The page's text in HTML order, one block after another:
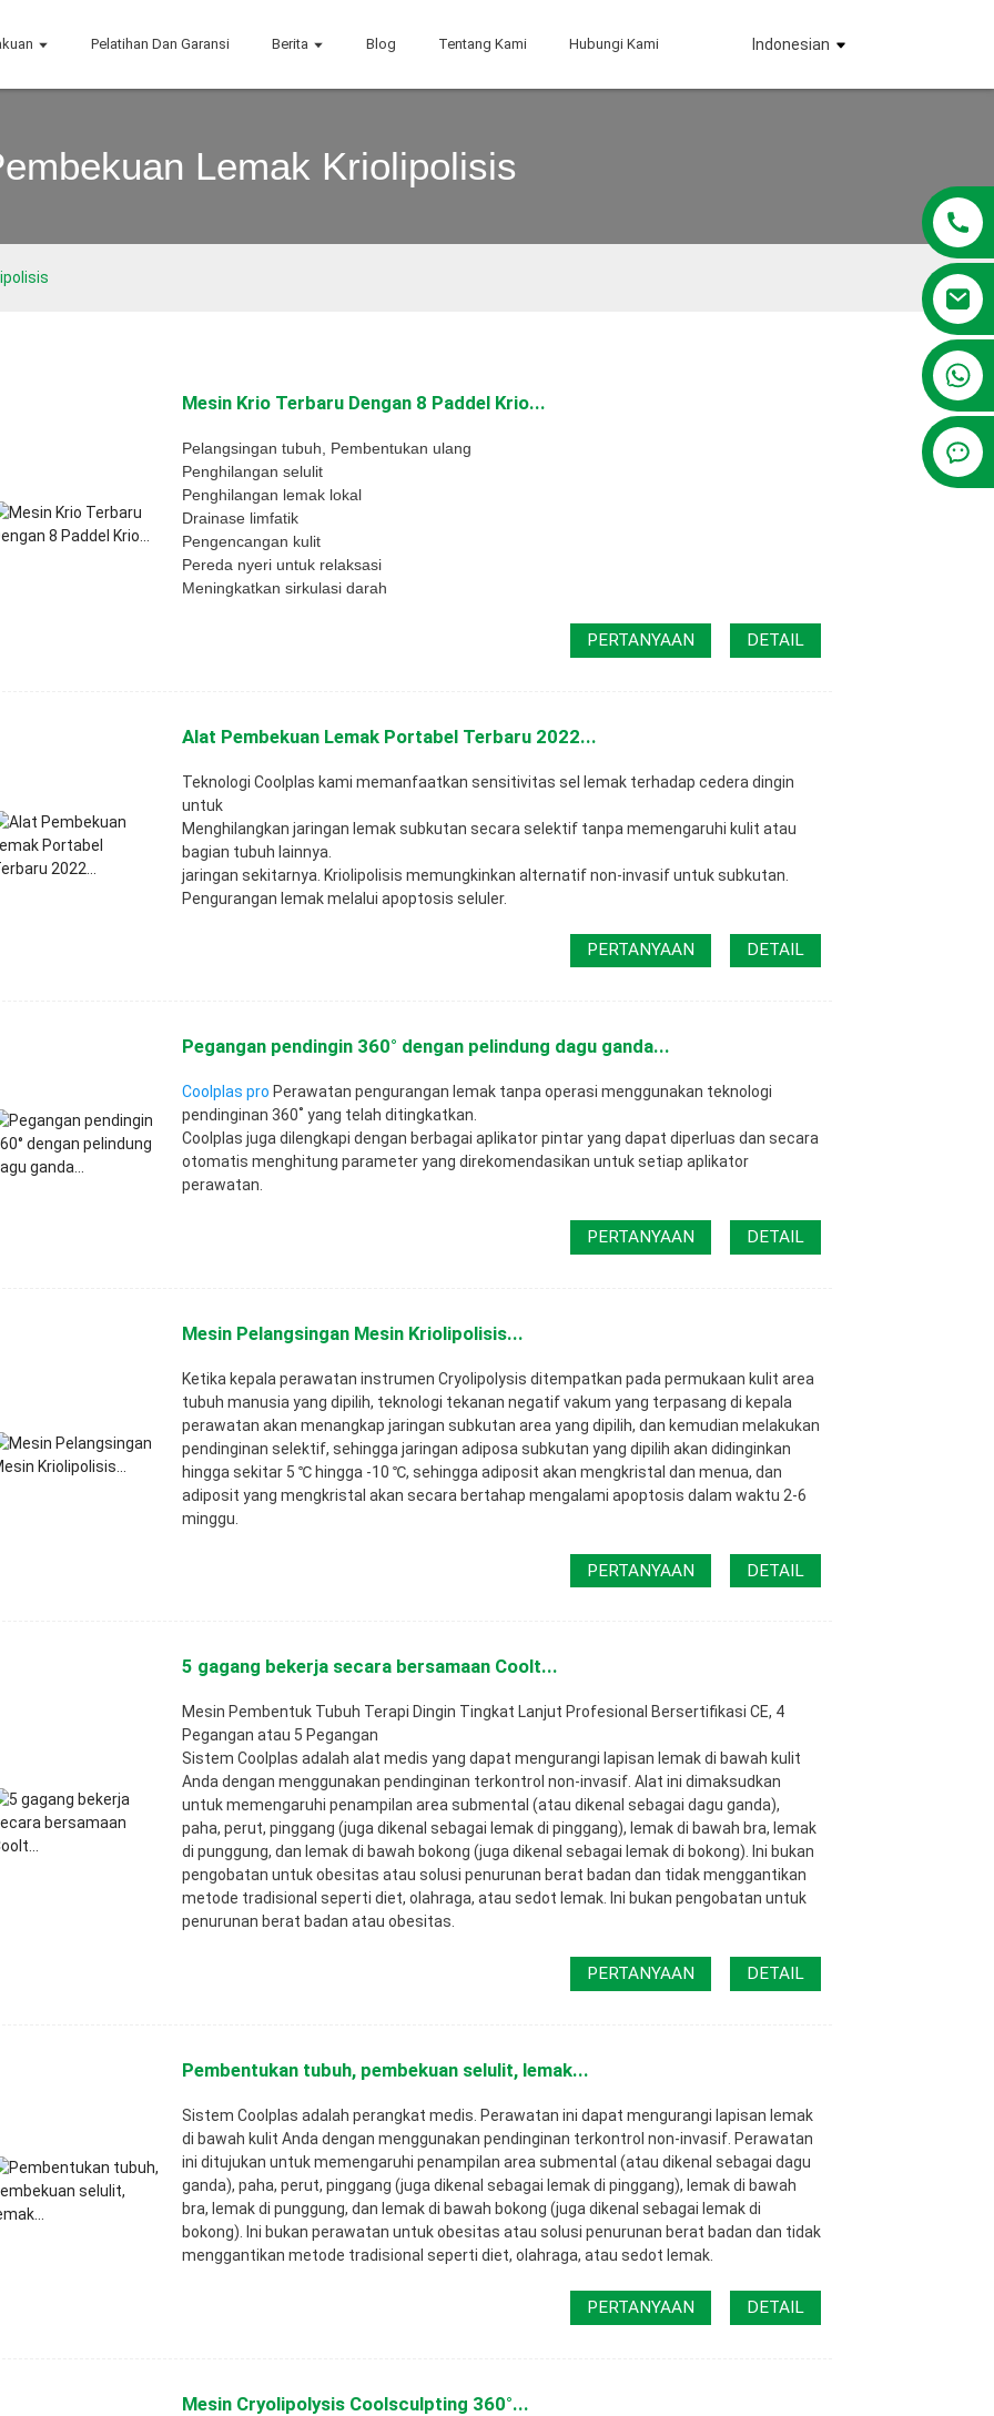
Pelatihan Dan Garansi Berita Blog Tentang Kami Hubungi Kami Indonesian
Lemak Kriolipolisis
Mesin Krio Terbaru Dengan 8 Paddel Krio...
Pelangsingan tubuh, Pembentukan ulang
Penghilangan selulit
Penghilangan lemak lokal
Drainase limfatik
Pengencangan kulit
Pereda nyeri untuk relaksasi
Meningkatkan sirkulasi darah
PERTANYAAN DETAIL
Alat Pembekuan Lemak Portabel Terbaru 2022...
Teknologi Coolplas kami memanfaatkan sensitivitas sel lemak terhadap cedera dingin
untuk
Menghilangkan jaringan lemak subkutan secara selektif tanpa memengaruhi kulit atau
bagian tubuh lainnya.
jaringan sekitarnya. Kriolipolisis memungkinkan alternatif non-invasif untuk subkutan.
Pengurangan lemak melalui apoptosis seluler.
PERTANYAAN DETAIL
Pegangan pendingin 360° dengan pelindung dagu ganda...
Coolplas pro Perawatan pengurangan lemak tanpa operasi menggunakan teknologi
pendinginan 360˚ yang telah ditingkatkan.
Coolplas juga dilengkapi dengan berbagai aplikator pintar yang dapat diperluas dan secara
otomatis menghitung parameter yang direkomendasikan untuk setiap aplikator
perawatan.
PERTANYAAN DETAIL
Mesin Pelangsingan Mesin Kriolipolisis...
Ketika kepala perawatan instrumen Cryolipolysis ditempatkan pada permukaan kulit area
tubuh manusia yang dipilih, teknologi tekanan negatif vakum yang terpasang di kepala
perawatan akan menangkap jaringan subkutan area yang dipilih, dan kemudian melakukan
pendinginan selektif, sehingga jaringan adiposa subkutan yang dipilih akan didinginkan
hingga sekitar 5 ℃ hingga -10 ℃, sehingga adiposit akan mengkristal dan menua, dan
adiposit yang mengkristal akan secara bertahap mengalami apoptosis dalam waktu 2-6
minggu.
PERTANYAAN DETAIL
5 gagang bekerja secara bersamaan Coolt...
Mesin Pembentuk Tubuh Terapi Dingin Tingkat Lanjut Profesional Bersertifikasi CE, 4
Pegangan atau 5 Pegangan
Sistem Coolplas adalah alat medis yang dapat mengurangi lapisan lemak di bawah kulit
Anda dengan menggunakan pendinginan terkontrol non-invasif. Alat ini dimaksudkan
untuk memengaruhi penampilan area submental (atau dikenal sebagai dagu ganda),
paha, perut, pinggang (juga dikenal sebagai lemak di pinggang), lemak di bawah bra, lemak
di punggung, dan lemak di bawah bokong (juga dikenal sebagai lemak di bokong). Ini bukan
pengobatan untuk obesitas atau solusi penurunan berat badan dan tidak menggantikan
metode tradisional seperti diet, olahraga, atau sedot lemak. Ini bukan pengobatan untuk
penurunan berat badan atau obesitas.
PERTANYAAN DETAIL
Pembentukan tubuh, pembekuan selulit, lemak...
Sistem Coolplas adalah perangkat medis. Perawatan ini dapat mengurangi lapisan lemak
di bawah kulit Anda dengan menggunakan pendinginan terkontrol non-invasif. Perawatan
ini ditujukan untuk memengaruhi penampilan area submental (atau dikenal sebagai dagu
ganda), paha, perut, pinggang (juga dikenal sebagai lemak di pinggang), lemak di bawah
bra, lemak di punggung, dan lemak di bawah bokong (juga dikenal sebagai lemak di
bokong). Ini bukan perawatan untuk obesitas atau solusi penurunan berat badan dan tidak
menggantikan metode tradisional seperti diet, olahraga, atau sedot lemak.
PERTANYAAN DETAIL
Mesin Cryolipolysis Coolsculpting 360°...